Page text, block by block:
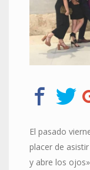
El pasado
placer de
y abre los